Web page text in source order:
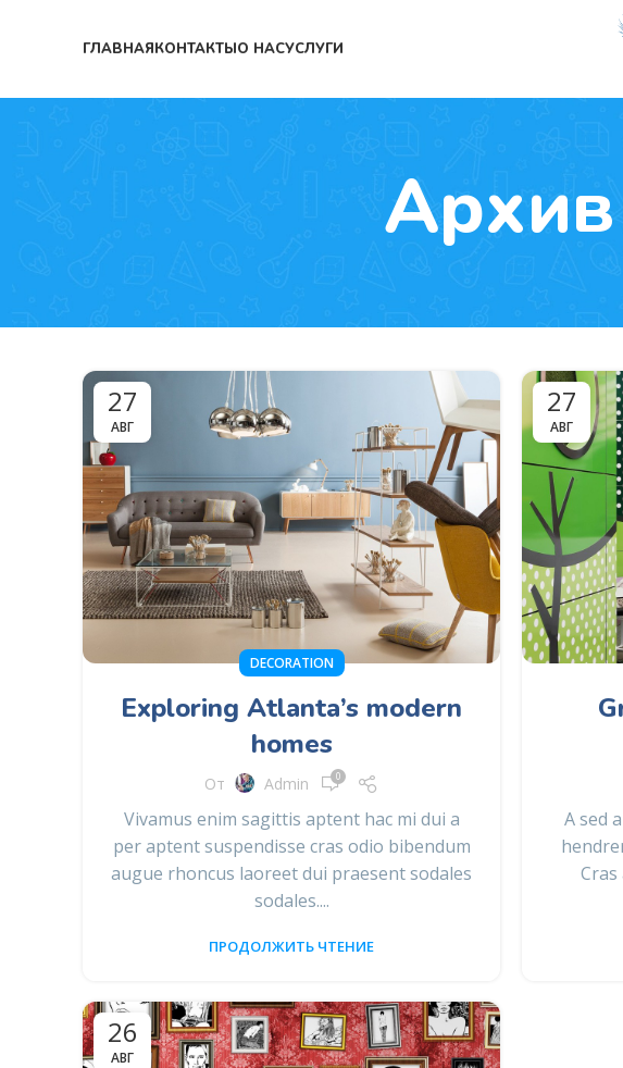
ГЛАВНАЯКОНТАКТЫО НАСУСЛУГИ
Архив
27
АВГ
DECORATION
Exploring Atlanta’s modern
homes
От Admin 0
Vivamus enim sagittis aptent hac mi dui a
per aptent suspendisse cras odio bibendum
augue rhoncus laoreet dui praesent sodales
sodales....
ПРОДОЛЖИТЬ ЧТЕНИЕ
27
АВГ
A sed
26
АВГ